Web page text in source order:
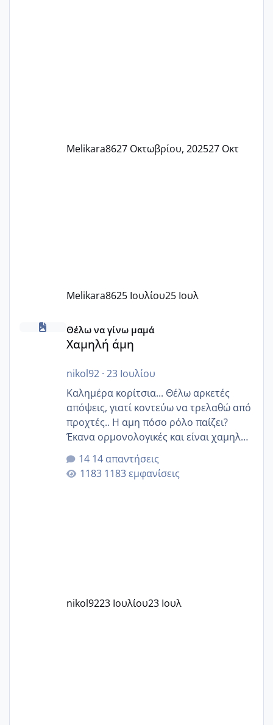
Melikara8627 Οκτωβρίου, 202527 Οκτ
Melikara8625 Ιουλίου25 Ιουλ
Χαμηλή άμη
Θέλω να γίνω μαμά
Χαμηλή άμη
nikol92· 23 Ιουλίου
Καλημέρα κορίτσια... Θέλω αρκετές
απόψεις, γιατί κοντεύω να τρελαθώ από
προχτές.. Η αμη πόσο ρόλο παίζει?
Έκανα ορμονολογικές και είναι χαμηλή
για την ηλικία μου.. Είχα ήδη μια
εγκυμοσύνη, που έπρεπε να τερματιστεί
στην 27η εβδομάδα και προσπαθώ 7
14 απαντήσεις
1183 εμφανίσεις
nikol9223 Ιουλίου23 Ιουλ